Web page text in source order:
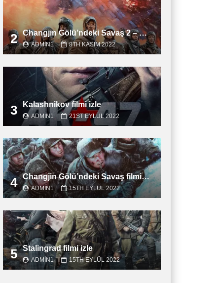
2 Changjin Gölü’ndeki Savaş 2 – Water Gate Bridge filmini izle
ADMIN1 8TH KASIM 2022
3 Kalashnikov filmi izle
ADMIN1 21ST EYLÜL 2022
4 Changjin Gölü’ndeki Savaş filmini izle
ADMIN1 15TH EYLÜL 2022
5 Stalingrad filmi izle
ADMIN1 15TH EYLÜL 2022